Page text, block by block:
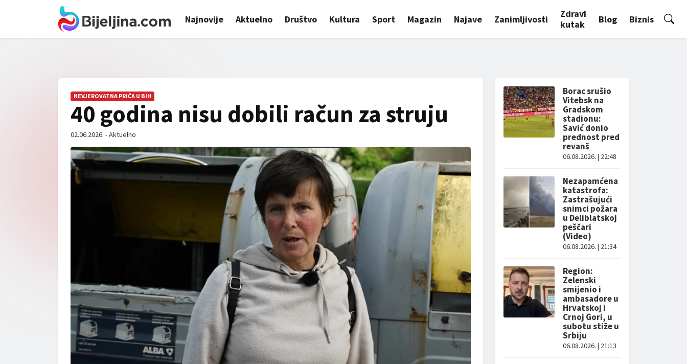
Najnovije Aktuelno Društvo Kultura Sport Magazin Najave Zanimljivosti
Zdravi
kutak
Blog Biznis
NEVJEROVATNA PRIČA U BIH
40 godina nisu dobili račun za struju
02.06.2026. - Aktuelno
Borac srušio
Vitebsk na
Gradskom
stadionu:
Savić donio
prednost pred
revanš
06.08.2026. | 22:48
Nezapamćena
katastrofa:
Zastrašujući
snimci požara
u Deliblatskoj
peščari
(Video)
06.08.2026. | 21:34
Region:
Zelenski
smijenio i
ambasadore u
Hrvatskoj i
Crnoj Gori, u
subotu stiže u
Srbiju
06.08.2026. | 21:13